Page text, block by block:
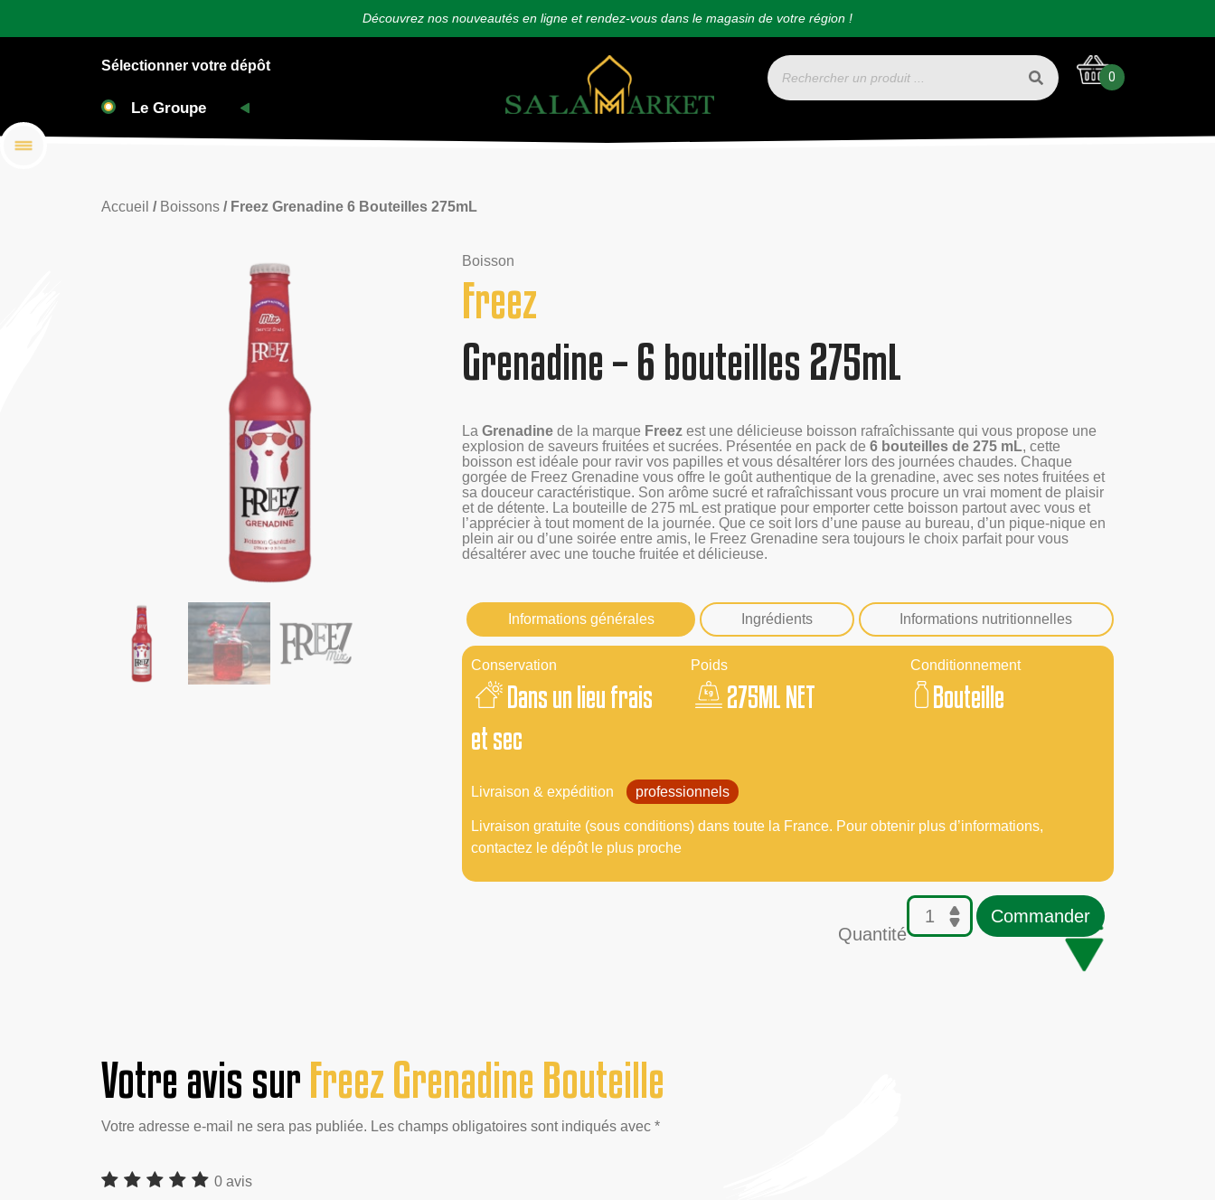
Découvrez nos nouveautés en ligne et rendez-vous dans le magasin de votre région !
Sélectionner votre dépôt
0
Accueil / Boissons / Freez Grenadine 6 Bouteilles 275mL
Boisson
Freez
Grenadine – 6 bouteilles 275mL
La Grenadine de la marque Freez est une délicieuse boisson rafraîchissante qui vous propose une
explosion de saveurs fruitées et sucrées. Présentée en pack de 6 bouteilles de 275 mL, cette
boisson est idéale pour ravir vos papilles et vous désaltérer lors des journées chaudes. Chaque
gorgée de Freez Grenadine vous offre le goût authentique de la grenadine, avec ses notes fruitées et
sa douceur caractéristique. Son arôme sucré et rafraîchissant vous procure un vrai moment de plaisir
et de détente. La bouteille de 275 mL est pratique pour emporter cette boisson partout avec vous et
l’apprécier à tout moment de la journée. Que ce soit lors d’une pause au bureau, d’un pique-nique en
plein air ou d’une soirée entre amis, le Freez Grenadine sera toujours le choix parfait pour vous
désaltérer avec une touche fruitée et délicieuse.
Informations générales Ingrédients Informations nutritionnelles
Conservation
Dans un lieu frais
et sec
Poids
275ML NET
Conditionnement
Bouteille
Livraison & expédition professionnels
Livraison gratuite (sous conditions) dans toute la France. Pour obtenir plus d’informations,
contactez le dépôt le plus proche
Quantité
Commander
Votre avis surFreez Grenadine Bouteille
Votre adresse e-mail ne sera pas publiée. Les champs obligatoires sont indiqués avec *
0 avis